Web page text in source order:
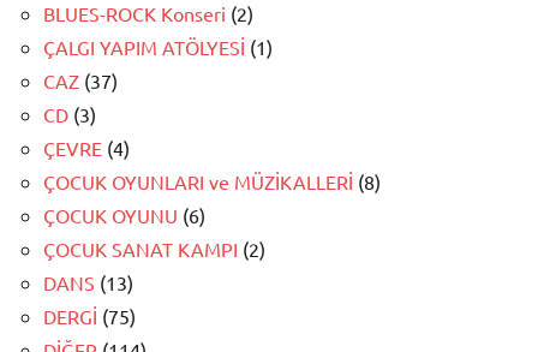
BLUES-ROCK Konseri (2)
ÇALGI YAPIM ATÖLYESİ (1)
CAZ (37)
CD (3)
ÇEVRE (4)
ÇOCUK OYUNLARI ve MÜZİKALLERİ (8)
ÇOCUK OYUNU (6)
ÇOCUK SANAT KAMPI (2)
DANS (13)
DERGİ (75)